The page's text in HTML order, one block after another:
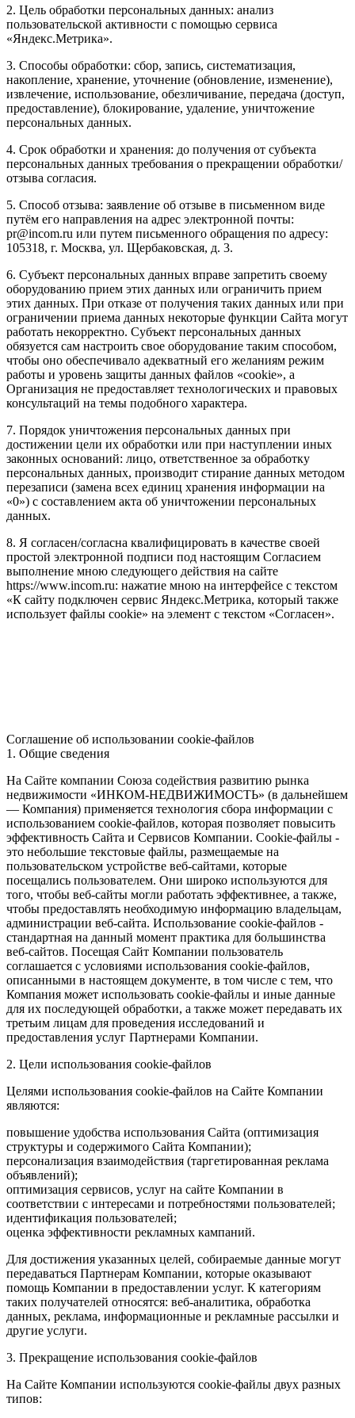
2. Цель обработки персональных данных: анализ
пользовательской активности с помощью сервиса
«Яндекс.Метрика».
3. Способы обработки: сбор, запись, систематизация,
накопление, хранение, уточнение (обновление, изменение),
извлечение, использование, обезличивание, передача (доступ,
предоставление), блокирование, удаление, уничтожение
персональных данных.
4. Срок обработки и хранения: до получения от субъекта
персональных данных требования о прекращении обработки/
отзыва согласия.
5. Способ отзыва: заявление об отзыве в письменном виде
путём его направления на адрес электронной почты:
pr@incom.ru или путем письменного обращения по адресу:
105318, г. Москва, ул. Щербаковская, д. 3.
6. Субъект персональных данных вправе запретить своему
оборудованию прием этих данных или ограничить прием
этих данных. При отказе от получения таких данных или при
ограничении приема данных некоторые функции Сайта могут
работать некорректно. Субъект персональных данных
обязуется сам настроить свое оборудование таким способом,
чтобы оно обеспечивало адекватный его желаниям режим
работы и уровень защиты данных файлов «cookie», а
Организация не предоставляет технологических и правовых
консультаций на темы подобного характера.
7. Порядок уничтожения персональных данных при
достижении цели их обработки или при наступлении иных
законных оснований: лицо, ответственное за обработку
персональных данных, производит стирание данных методом
перезаписи (замена всех единиц хранения информации на
«0») с составлением акта об уничтожении персональных
данных.
8. Я согласен/согласна квалифицировать в качестве своей
простой электронной подписи под настоящим Согласием
выполнение мною следующего действия на сайте
https://www.incom.ru: нажатие мною на интерфейсе с текстом
«К сайту подключен сервис Яндекс.Метрика, который также
использует файлы cookie» на элемент с текстом «Согласен».
Соглашение об использовании cookie-файлов
1. Общие сведения
На Сайте компании Союза содействия развитию рынка
недвижимости «ИНКОМ-НЕДВИЖИМОСТЬ» (в дальнейшем
— Компания) применяется технология сбора информации с
использованием cookie-файлов, которая позволяет повысить
эффективность Сайта и Сервисов Компании. Сookie-файлы -
это небольшие текстовые файлы, размещаемые на
пользовательском устройстве веб-сайтами, которые
посещались пользователем. Они широко используются для
того, чтобы веб-сайты могли работать эффективнее, а также,
чтобы предоставлять необходимую информацию владельцам,
администрации веб-сайта. Использование cookie-файлов -
стандартная на данный момент практика для большинства
веб-сайтов. Посещая Сайт Компании пользователь
соглашается с условиями использования cookie-файлов,
описанными в настоящем документе, в том числе с тем, что
Компания может использовать cookie-файлы и иные данные
для их последующей обработки, а также может передавать их
третьим лицам для проведения исследований и
предоставления услуг Партнерами Компании.
2. Цели использования cookie-файлов
Целями использования cookie-файлов на Сайте Компании
являются:
повышение удобства использования Сайта (оптимизация
структуры и содержимого Сайта Компании);
персонализация взаимодействия (таргетированная реклама
объявлений);
оптимизация сервисов, услуг на сайте Компании в
соответствии с интересами и потребностями пользователей;
идентификация пользователей;
оценка эффективности рекламных кампаний.
Для достижения указанных целей, собираемые данные могут
передаваться Партнерам Компании, которые оказывают
помощь Компании в предоставлении услуг. К категориям
таких получателей относятся: веб-аналитика, обработка
данных, реклама, информационные и рекламные рассылки и
другие услуги.
3. Прекращение использования cookie-файлов
На Сайте Компании используются cookie-файлы двух разных
типов: